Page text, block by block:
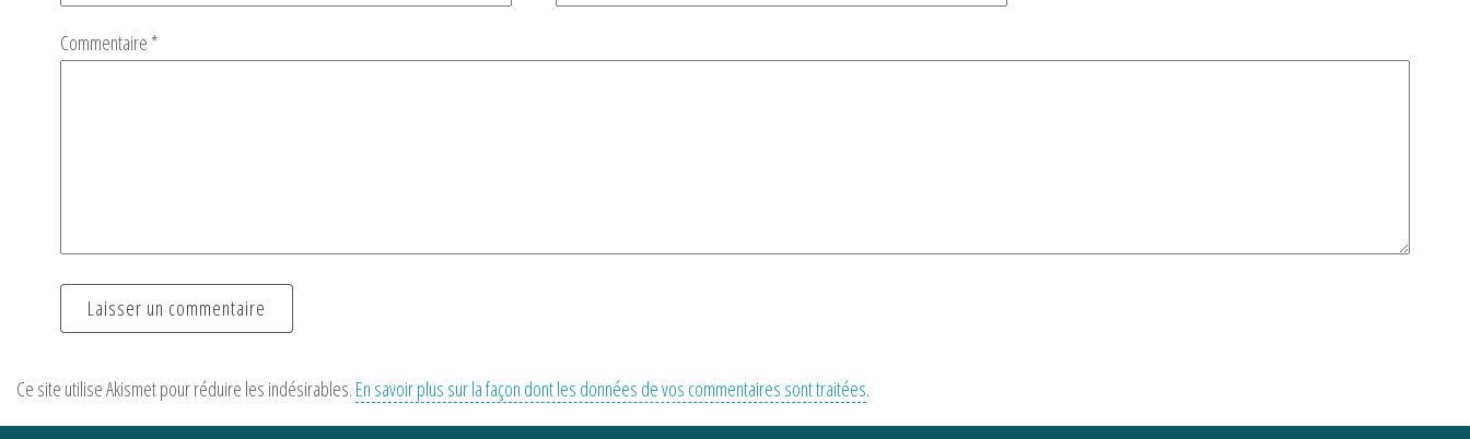
Commentaire *
Ce site utilise Akismet pour réduire les indésirables. En savoir plus sur la façon dont les données de vos commentaires sont traitées.